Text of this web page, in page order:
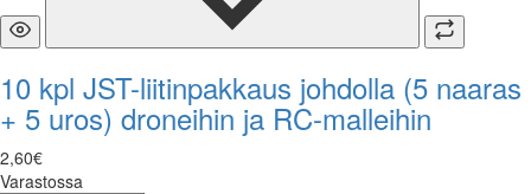
10 kpl JST-liitinpakkaus johdolla (5 naaras
+ 5 uros) droneihin ja RC-malleihin
2,60€
Varastossa